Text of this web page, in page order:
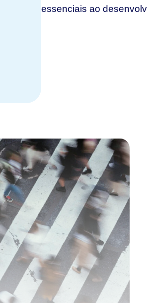
essenciais ao